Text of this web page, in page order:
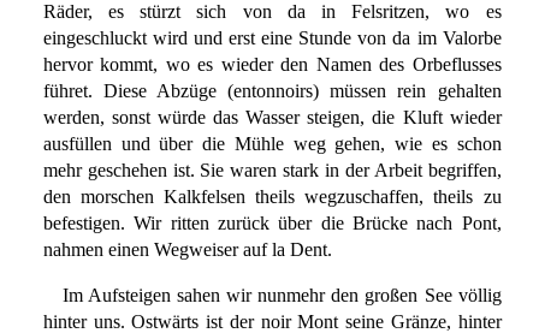
Räder, es stürzt sich von da in Felsritzen, wo es
eingeschluckt wird und erst eine Stunde von da im Valorbe
hervor kommt, wo es wieder den Namen des Orbeflusses
führet. Diese Abzüge (entonnoirs) müssen rein gehalten
werden, sonst würde das Wasser steigen, die Kluft wieder
ausfüllen und über die Mühle weg gehen, wie es schon
mehr geschehen ist. Sie waren stark in der Arbeit begriffen,
den morschen Kalkfelsen theils wegzuschaffen, theils zu
befestigen. Wir ritten zurück über die Brücke nach Pont,
nahmen einen Wegweiser auf la Dent.
Im Aufsteigen sahen wir nunmehr den großen See völlig
hinter uns. Ostwärts ist der noir Mont seine Gränze, hinter